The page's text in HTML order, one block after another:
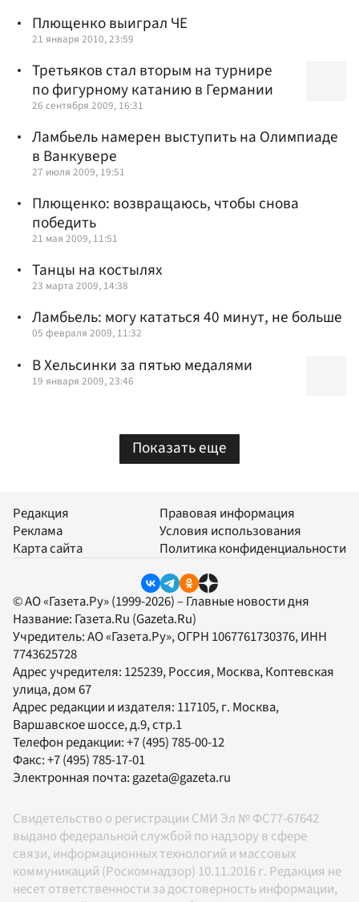
Плющенко выиграл ЧЕ
21 января 2010, 23:59
Третьяков стал вторым на турнире
по фигурному катанию в Германии
26 сентября 2009, 16:31
Ламбьель намерен выступить на Олимпиаде
в Ванкувере
27 июля 2009, 19:51
Плющенко: возвращаюсь, чтобы снова
победить
21 мая 2009, 11:51
Танцы на костылях
23 марта 2009, 14:38
Ламбьель: могу кататься 40 минут, не больше
05 февраля 2009, 11:32
В Хельсинки за пятью медалями
19 января 2009, 23:46
Показать еще
Редакция
Реклама
Карта сайта
Правовая информация
Условия использования
Политика конфиденциальности
© АО «Газета.Ру» (1999-2026) – Главные новости дня
Название: Газета.Ru (Gazeta.Ru)
Учредитель:АО «Газета.Ру», ОГРН 1067761730376, ИНН
7743625728
Адрес учредителя: 125239, Россия, Москва, Коптевская
улица, дом 67
Адрес редакции и издателя: 117105, г. Москва,
Варшавское шоссе, д.9, стр.1
Телефон редакции:+7 (495) 785-00-12
Факс:+7 (495) 785-17-01
Электронная почта:gazeta@gazeta.ru
Свидетельство о регистрации СМИ Эл № ФС77-67642
выдано федеральной службой по надзору в сфере
связи, информационных технологий и массовых
коммуникаций (Роскомнадзор) 10.11.2016 г. Редакция не
несет ответственности за достоверность информации,